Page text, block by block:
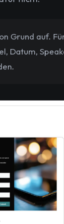
Grund auf.
Datum,